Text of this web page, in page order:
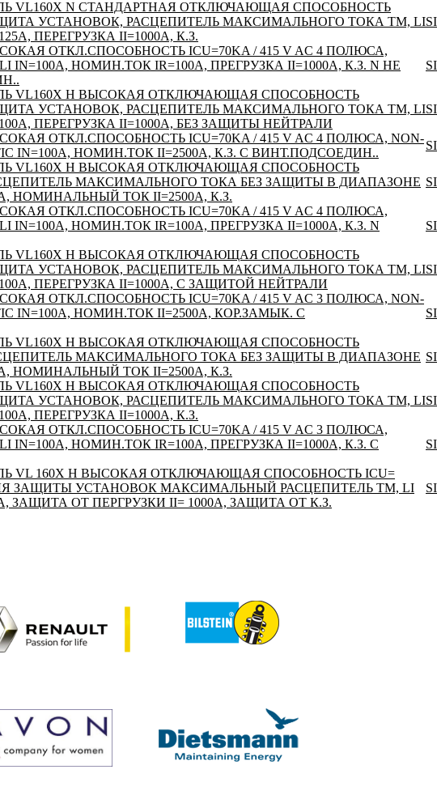
VL160X N СТАНДАРТНАЯ ОТКЛЮЧАЮЩАЯ СПОСОБНОСТЬ
УСТАНОВОК, РАСЦЕПИТЕЛЬ МАКСИМАЛЬНОГО ТОКА TM, LI
ПЕРЕГРУЗКА II=1000A, К.З.
ОТКЛ.СПОСОБНОСТЬ ICU=70KA / 415 V AC 4 ПОЛЮСА,
НОМИН.ТОК IR=100A, ПРЕГРУЗКА II=1000A, К.З. N НЕ
VL160X H ВЫСОКАЯ ОТКЛЮЧАЮЩАЯ СПОСОБНОСТЬ
УСТАНОВОК, РАСЦЕПИТЕЛЬ МАКСИМАЛЬНОГО ТОКА TM, LI
ПЕРЕГРУЗКА II=1000A, БЕЗ ЗАЩИТЫ НЕЙТРАЛИ
ОТКЛ.СПОСОБНОСТЬ ICU=70KA / 415 V AC 4 ПОЛЮСА, NON-
IN=100A, НОМИН.ТОК II=2500A, К.З. С ВИНТ.ПОДСОЕДИН..
VL160X H ВЫСОКАЯ ОТКЛЮЧАЮЩАЯ СПОСОБНОСТЬ
МАКСИМАЛЬНОГО ТОКА БЕЗ ЗАЩИТЫ В ДИАПАЗОНЕ
НОМИНАЛЬНЫЙ ТОК II=2500A, К.З.
ОТКЛ.СПОСОБНОСТЬ ICU=70KA / 415 V AC 4 ПОЛЮСА,
НОМИН.ТОК IR=100A, ПРЕГРУЗКА II=1000A, К.З. N
VL160X H ВЫСОКАЯ ОТКЛЮЧАЮЩАЯ СПОСОБНОСТЬ
УСТАНОВОК, РАСЦЕПИТЕЛЬ МАКСИМАЛЬНОГО ТОКА TM, LI
ПЕРЕГРУЗКА II=1000A, С ЗАЩИТОЙ НЕЙТРАЛИ
ОТКЛ.СПОСОБНОСТЬ ICU=70KA / 415 V AC 3 ПОЛЮСА, NON-
IN=100A, НОМИН.ТОК II=2500A, КОР.ЗАМЫК. С
VL160X H ВЫСОКАЯ ОТКЛЮЧАЮЩАЯ СПОСОБНОСТЬ
МАКСИМАЛЬНОГО ТОКА БЕЗ ЗАЩИТЫ В ДИАПАЗОНЕ
НОМИНАЛЬНЫЙ ТОК II=2500A, К.З.
VL160X H ВЫСОКАЯ ОТКЛЮЧАЮЩАЯ СПОСОБНОСТЬ
УСТАНОВОК, РАСЦЕПИТЕЛЬ МАКСИМАЛЬНОГО ТОКА TM, LI
ПЕРЕГРУЗКА II=1000A, К.З.
ОТКЛ.СПОСОБНОСТЬ ICU=70KA / 415 V AC 3 ПОЛЮСА,
НОМИН.ТОК IR=100A, ПРЕГРУЗКА II=1000A, К.З. С
VL 160X Н ВЫСОКАЯ ОТКЛЮЧАЮЩАЯ СПОСОБНОСТЬ ICU=
ЗАЩИТЫ УСТАНОВОК МАКСИМАЛЬНЫЙ РАСЦЕПИТЕЛЬ TM, LI
ЗАЩИТА ОТ ПЕРГРУЗКИ II= 1000A, ЗАЩИТА ОТ К.З.